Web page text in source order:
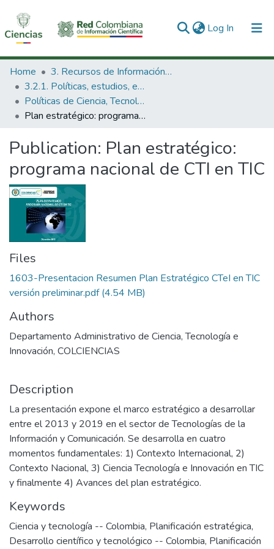
Log In (current)
Communities & Collections
All of DSpace
Statistics
Home
3. Recursos de Información Científica y Tecnológica
3.2.1. Políticas, estudios, evaluaciones e indicadores de CTeI
Políticas de Ciencia, Tecnología e Innovación
Plan estratégico: programa nacional de CTI en TIC
Publication: Plan estratégico:
programa nacional de CTI en TIC
Files
1603-Presentacion Resumen Plan Estratégico CTeI en TIC
versión preliminar.pdf(4.54 MB)
Authors
Departamento Administrativo de Ciencia, Tecnología e
Innovación, COLCIENCIAS
Description
La presentación expone el marco estratégico a desarrollar
entre el 2013 y 2019 en el sector de Tecnologías de la
Información y Comunicación. Se desarrolla en cuatro
momentos fundamentales: 1) Contexto Internacional, 2)
Contexto Nacional, 3) Ciencia Tecnología e Innovación en TIC
y finalmente 4) Avances del plan estratégico.
Keywords
Ciencia y tecnología -- Colombia, Planificación estratégica,
Desarrollo científico y tecnológico -- Colombia, Planificación